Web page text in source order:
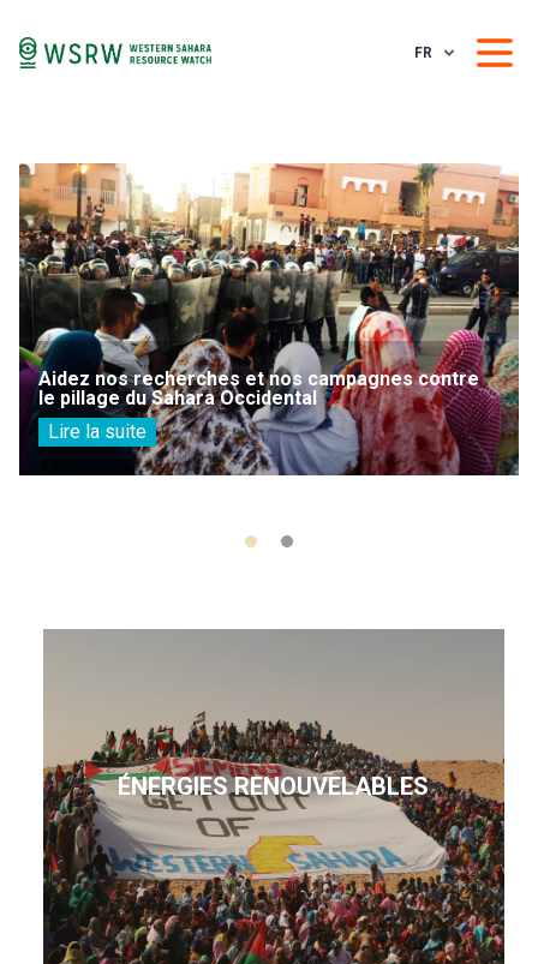
FR
Aidez nos recherches et nos campagnes contre
le pillage du Sahara Occidental
Lire la suite
ÉNERGIES RENOUVELABLES